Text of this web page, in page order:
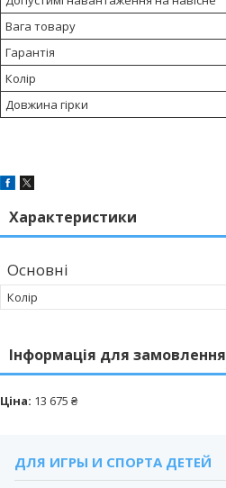
Вага товару
Гарантія
Колір
Довжина гірки
Характеристики
Основні
Колір
Інформація для замовлення
Ціна: 13 675 ₴
ДЛЯ ИГРЫ И СПОРТА ДЕТЕЙ